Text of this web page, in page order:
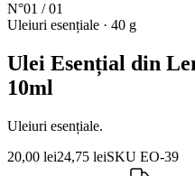
N°01 /01
Uleiuri esențiale · 40 g
Ulei Esențial din
10ml
Uleiuri esențiale.
20,00 lei24,75 leiSKU EO-39